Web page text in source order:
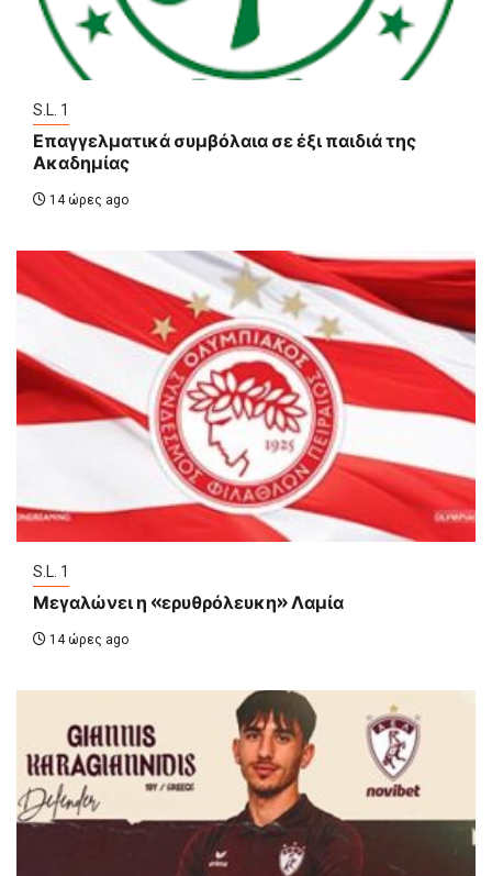
S.L. 1
Επαγγελματικά συμβόλαια σε έξι παιδιά της
Ακαδημίας
14 ώρες ago
S.L. 1
Μεγαλώνει η «ερυθρόλευκη» Λαμία
14 ώρες ago